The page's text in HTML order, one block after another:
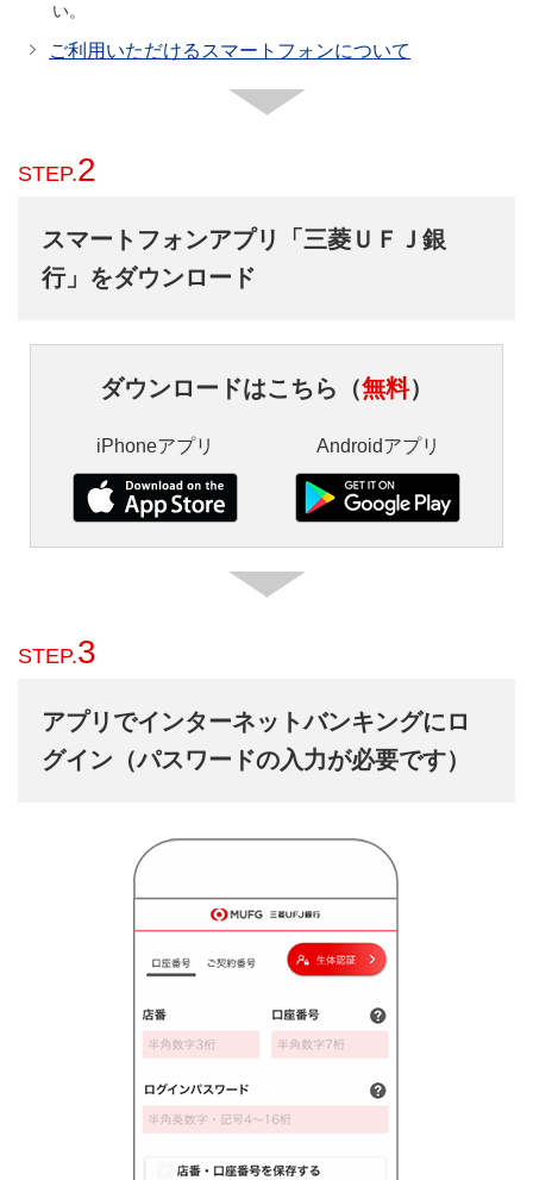
い。
ご利用いただけるスマートフォンについて
STEP.2
スマートフォンアプリ「三菱ＵＦＪ銀
行」をダウンロード
ダウンロードはこちら（無料）
iPhoneアプリ Androidアプリ
STEP.3
アプリでインターネットバンキングにロ
グイン（パスワードの入力が必要です）